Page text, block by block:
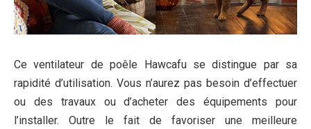
Ce ventilateur de poêle Hawcafu se distingue par sa
rapidité d’utilisation. Vous n’aurez pas besoin d’effectuer
ou des travaux ou d’acheter des équipements pour
l’installer. Outre le fait de favoriser une meilleure